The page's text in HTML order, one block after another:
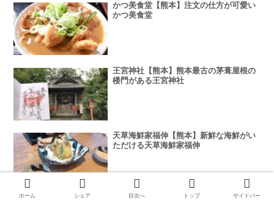
かつ美食堂【熊本】注文の仕方が可愛い
かつ美食堂
王宮神社【熊本】熊本最古の茅葺屋根の
楼門がある王宮神社
天草海鮮家福伸【熊本】新鮮な海鮮がい
ただける天草海鮮家福伸
八代宮【熊本】地元では「将軍さん」の
ホーム シェア 目次へ トップ サイドバー